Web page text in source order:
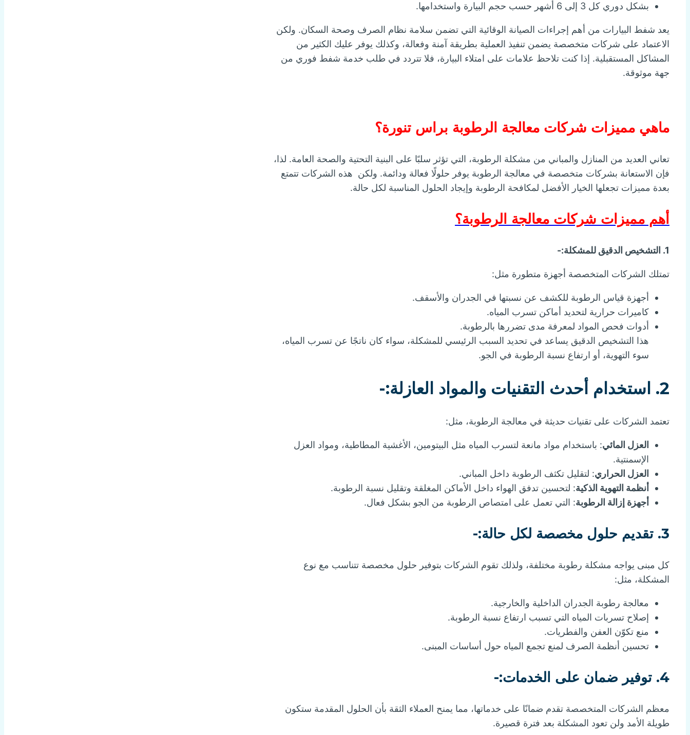
بشكل دوري كل 3 إلى 6 أشهر حسب حجم البيارة واستخدامها.
يعد شفط البيارات من أهم إجراءات الصيانة الوقائية التي تضمن سلامة نظام الصرف وصحة السكان. ولكن
الاعتماد على شركات متخصصة يضمن تنفيذ العملية بطريقة آمنة وفعالة، وكذلك يوفر عليك الكثير من
المشاكل المستقبلية. إذا كنت تلاحظ علامات على امتلاء البيارة، فلا تتردد في طلب خدمة شفط فوري من
جهة موثوقة.
ماهي مميزات شركات معالجة الرطوبة براس تنورة؟
تعاني العديد من المنازل والمباني من مشكلة الرطوبة، التي تؤثر سلبًا على البنية التحتية والصحة العامة. لذا،
فإن الاستعانة بشركات متخصصة في معالجة الرطوبة يوفر حلولًا فعالة ودائمة. ولكن هذه الشركات تتمتع
بعدة مميزات تجعلها الخيار الأفضل لمكافحة الرطوبة وإيجاد الحلول المناسبة لكل حالة.
أهم مميزات شركات معالجة الرطوبة؟
1. التشخيص الدقيق للمشكلة:-
تمتلك الشركات المتخصصة أجهزة متطورة مثل:
أجهزة قياس الرطوبة للكشف عن نسبتها في الجدران والأسقف.
كاميرات حرارية لتحديد أماكن تسرب المياه.
أدوات فحص المواد لمعرفة مدى تضررها بالرطوبة.
هذا التشخيص الدقيق يساعد في تحديد السبب الرئيسي للمشكلة، سواء كان ناتجًا عن تسرب المياه،
سوء التهوية، أو ارتفاع نسبة الرطوبة في الجو.
2. استخدام أحدث التقنيات والمواد العازلة:-
تعتمد الشركات على تقنيات حديثة في معالجة الرطوبة، مثل:
العزل المائي: باستخدام مواد مانعة لتسرب المياه مثل البيتومين، الأغشية المطاطية، ومواد العزل
الإسمنتية.
العزل الحراري: لتقليل تكثف الرطوبة داخل المباني.
أنظمة التهوية الذكية: لتحسين تدفق الهواء داخل الأماكن المغلقة وتقليل نسبة الرطوبة.
أجهزة إزالة الرطوبة: التي تعمل على امتصاص الرطوبة من الجو بشكل فعال.
3. تقديم حلول مخصصة لكل حالة:-
كل مبنى يواجه مشكلة رطوبة مختلفة، ولذلك تقوم الشركات بتوفير حلول مخصصة تتناسب مع نوع
المشكلة، مثل:
معالجة رطوبة الجدران الداخلية والخارجية.
إصلاح تسربات المياه التي تسبب ارتفاع نسبة الرطوبة.
منع تكوّن العفن والفطريات.
تحسين أنظمة الصرف لمنع تجمع المياه حول أساسات المبنى.
4. توفير ضمان على الخدمات:-
معظم الشركات المتخصصة تقدم ضمانًا على خدماتها، مما يمنح العملاء الثقة بأن الحلول المقدمة ستكون
طويلة الأمد ولن تعود المشكلة بعد فترة قصيرة.